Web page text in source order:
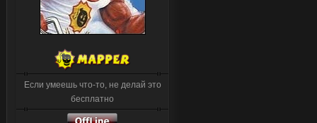
Если умеешь что-то, не делай это
бесплатно